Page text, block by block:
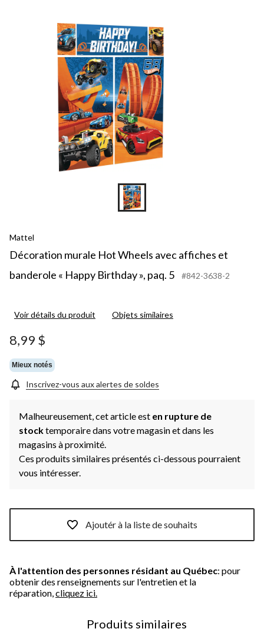
Mattel
Décoration murale Hot Wheels avec affiches et
banderole « Happy Birthday », paq. 5
#842-3638-2
Voir détails du produit Objets similaires
8,99 $
Mieux notés
Inscrivez-vous aux alertes de soldes
Malheureusement, cet article est en rupture de
stocktemporaire dans votre magasin et dans les
magasins à proximité.
Ces produits similaires présentés ci-dessous pourraient
vous intéresser.
Ajoutér à la liste de souhaits
À l'attention des personnes résidant au Québec: pour
obtenir des renseignements sur l'entretien et la
réparation, cliquez ici.
Produits similaires